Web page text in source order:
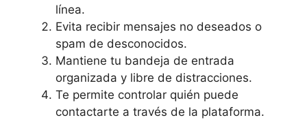
línea.
Evita recibir mensajes no deseados o
spam de‌ desconocidos.
Mantiene tu bandeja de entrada
organizada y libre de distracciones.
Te permite controlar quién puede
contactarte ⁤a​ través de la plataforma.